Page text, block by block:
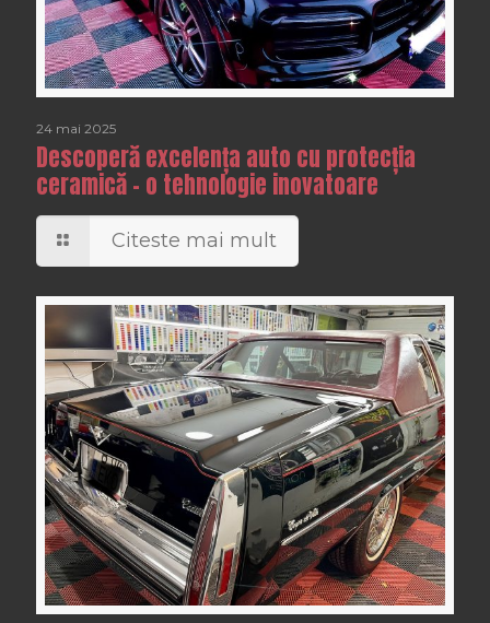
24 mai 2025
Descoperă excelența auto cu protecția
ceramică – o tehnologie inovatoare
Citeste mai mult